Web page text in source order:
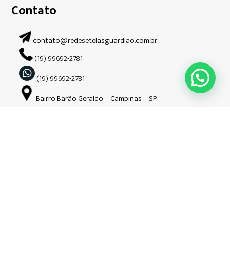
Contato
contato@redesetelasguardiao.com.br
(19) 99692-2781
(19) 99692-2781
Bairro Barão Geraldo – Campinas – SP.